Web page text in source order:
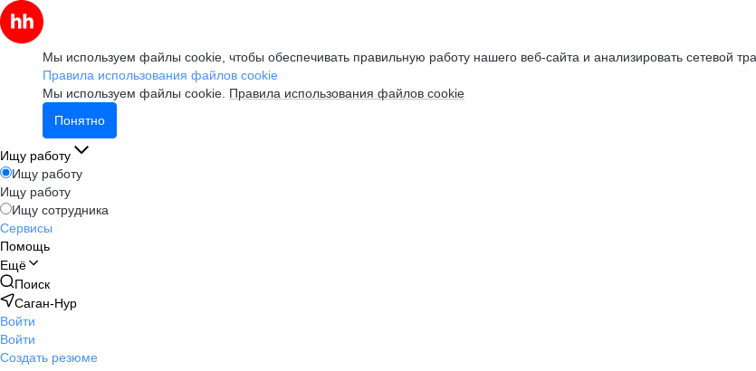
Мы используем файлы cookie, чтобы обеспечивать правильную работу нашего веб-сайта и анализировать сетевой
Правила использования файлов cookie
Мы используем файлы cookie. Правила использования файлов cookie
Понятно
Ищу работу
Ищу работу
Ищу работу
Ищу сотрудника
Сервисы
Помощь
Ещё
Поиск
Саган-Нур
Войти
Войти
Создать резюме